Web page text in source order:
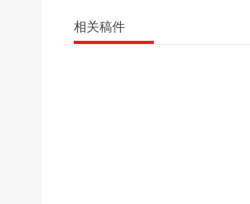
相关稿件